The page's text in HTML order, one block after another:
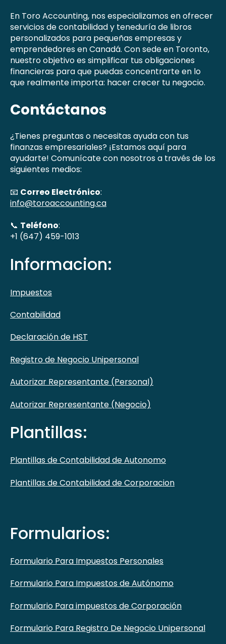
En Toro Accounting, nos especializamos en ofrecer
servicios de contabilidad y teneduría de libros
personalizados para pequeñas empresas y
emprendedores en Canadá. Con sede en Toronto,
nuestro objetivo es simplificar tus obligaciones
financieras para que puedas concentrarte en lo
que realmente importa: hacer crecer tu negocio.
Contáctanos
¿Tienes preguntas o necesitas ayuda con tus
finanzas empresariales? ¡Estamos aquí para
ayudarte! Comunícate con nosotros a través de los
siguientes medios:
📧 Correo Electrónico:
info@toroaccounting.ca
📞 Teléfono:
+1 (647) 459-1013
Informacion:
Impuestos
Contabilidad
Declaración de HST
Registro de Negocio Unipersonal
Autorizar Representante (Personal)
Autorizar Representante (Negocio)
Plantillas:
Plantillas de Contabilidad de Autonomo
Plantillas de Contabilidad de Corporacion
Formularios:
Formulario Para Impuestos Personales
Formulario Para Impuestos de Autónomo
Formulario Para impuestos de Corporación
Formulario Para Registro De Negocio Unipersonal